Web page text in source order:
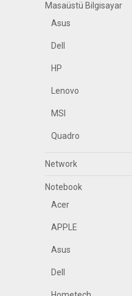
Masaüstü Bilgisayar
Asus
Dell
HP
Lenovo
MSI
Quadro
Network
Notebook
Acer
APPLE
Asus
Dell